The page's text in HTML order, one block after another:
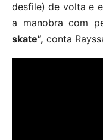
desfile) de volta e
a manobra com
skate”, conta